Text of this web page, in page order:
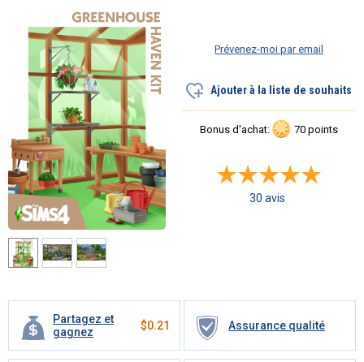
Partagez et
gagnez
$0.21 Assurance qualité
Prévenez-moi par email
Ajouter à la liste de souhaits
Bonus d'achat: 70 points
30 avis